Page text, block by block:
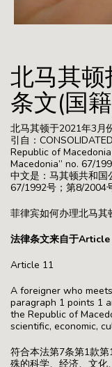
北马其
条文(国
北马其顿于2021年3月
引自：
Republic of
Macedonia” no. 67/
中文是：马其顿共和国
67/1992号；第8/2004
菲律宾如何办理北马其
法律条文来自于Article
Article 11
A foreigner who
paragraph 1 points 1
the Republic of
scientific, economic,
符合本法第7条第1款
殊的科学、经济、文